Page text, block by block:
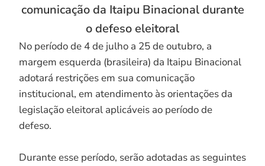
comunicação da Itaipu Binacional durante
o defeso eleitoral
No período de 4 de julho a 25 de outubro, a
margem esquerda (brasileira) da Itaipu Binacional
adotará restrições em sua comunicação
institucional, em atendimento às orientações da
legislação eleitoral aplicáveis ao período de
defeso.
Durante esse período, serão adotadas as seguintes